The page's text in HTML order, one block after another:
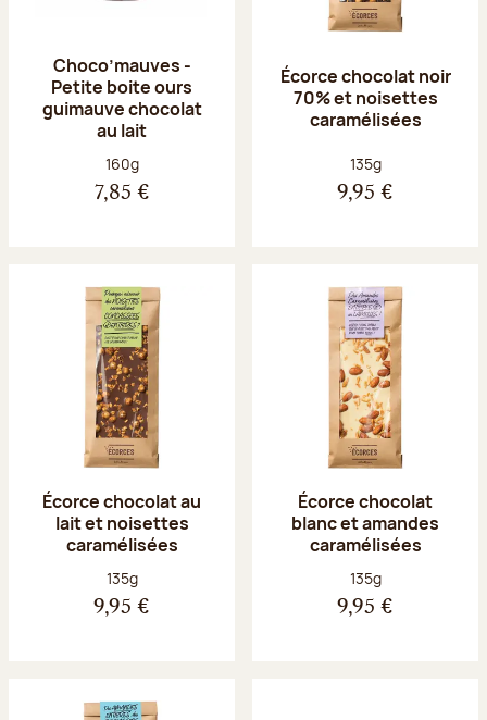
Choco’mauves -
Petite boite ours
guimauve chocolat
au lait
Poids net :
160g
7,85 €
Écorce chocolat noir
70% et noisettes
caramélisées
Poids net :
135g
9,95 €
Écorce chocolat au
lait et noisettes
caramélisées
Poids net :
135g
9,95 €
Écorce chocolat
blanc et amandes
caramélisées
Poids net :
135g
9,95 €